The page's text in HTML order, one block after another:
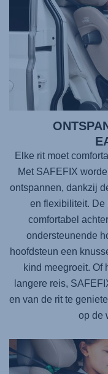
Elke rit moet
Met SAFEFIX
ontspannen, dankzij
en flexibiliteit. De
comfortabel
ondersteunende
hoofdsteun een
kind meegroeit. Of
langere reis,
en van de rit te
op de